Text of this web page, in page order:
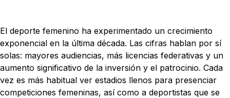
El deporte femenino ha experimentado un crecimiento
exponencial en la última década. Las cifras hablan por sí
solas: mayores audiencias, más licencias federativas y un
aumento significativo de la inversión y el patrocinio. Cada
vez es más habitual ver estadios llenos para presenciar
competiciones femeninas, así como a deportistas que se